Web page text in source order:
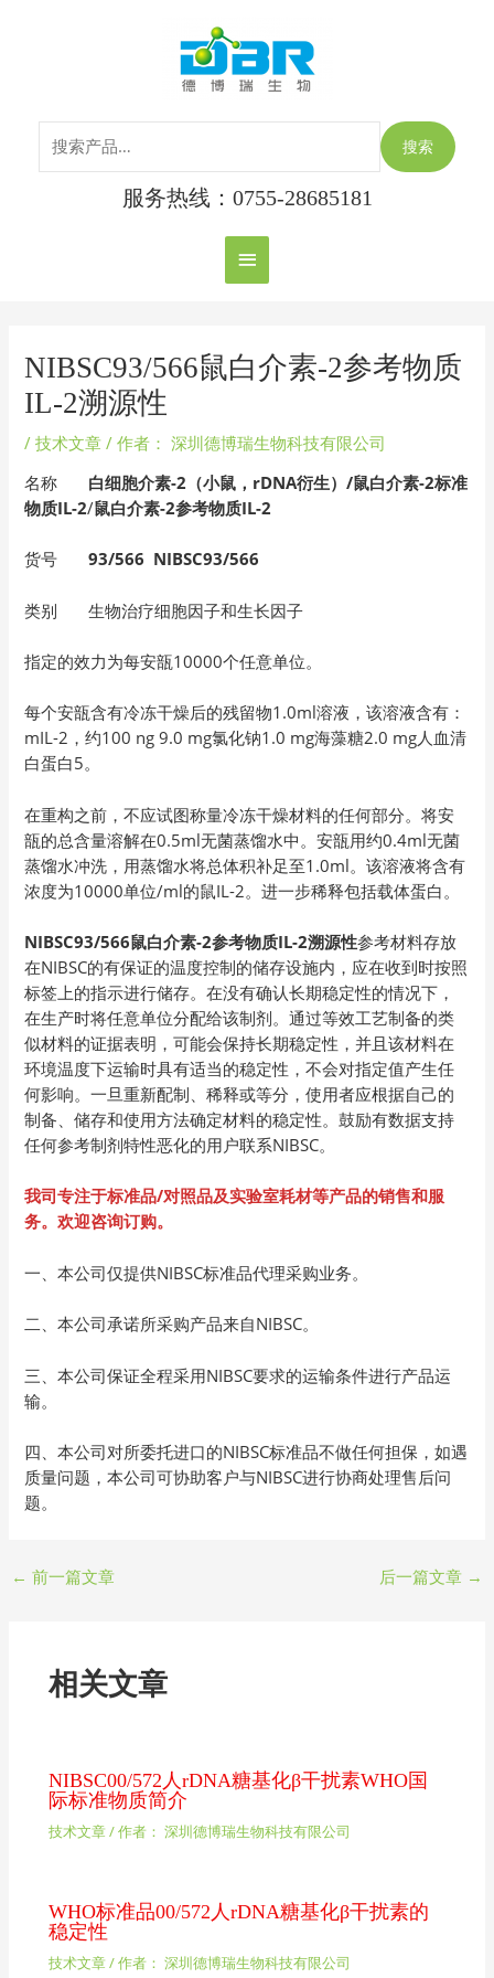
主
菜
单
搜索
服务热线：0755-28685181
NIBSC93/566鼠白介素-2参考物质
IL-2溯源性
/技术文章 / 作者： 深圳德博瑞生物科技有限公司
名称 白细胞介素-2（小鼠，rDNA衍生）/鼠白介素-2标准
物质IL-2/鼠白介素-2参考物质IL-2
货号 93/566 NIBSC93/566
类别 生物治疗细胞因子和生长因子
指定的效力为每安瓿10000个任意单位。
每个安瓿含有冷冻干燥后的残留物1.0ml溶液，该溶液含有：
mIL-2，约100 ng 9.0 mg氯化钠1.0 mg海藻糖2.0 mg人血清
白蛋白5。
在重构之前，不应试图称量冷冻干燥材料的任何部分。将安
瓿的总含量溶解在0.5ml无菌蒸馏水中。安瓿用约0.4ml无菌
蒸馏水冲洗，用蒸馏水将总体积补足至1.0ml。该溶液将含有
浓度为10000单位/ml的鼠IL-2。进一步稀释包括载体蛋白。
NIBSC93/566鼠白介素-2参考物质IL-2溯源性参考材料存放
在NIBSC的有保证的温度控制的储存设施内，应在收到时按照
标签上的指示进行储存。在没有确认长期稳定性的情况下，
在生产时将任意单位分配给该制剂。通过等效工艺制备的类
似材料的证据表明，可能会保持长期稳定性，并且该材料在
环境温度下运输时具有适当的稳定性，不会对指定值产生任
何影响。一旦重新配制、稀释或等分，使用者应根据自己的
制备、储存和使用方法确定材料的稳定性。鼓励有数据支持
任何参考制剂特性恶化的用户联系NIBSC。
我司专注于标准品/对照品及实验室耗材等产品的销售和服
务。欢迎咨询订购。
一、本公司仅提供NIBSC标准品代理采购业务。
二、本公司承诺所采购产品来自NIBSC。
三、本公司保证全程采用NIBSC要求的运输条件进行产品运
输。
四、本公司对所委托进口的NIBSC标准品不做任何担保，如遇
质量问题，本公司可协助客户与NIBSC进行协商处理售后问
题。
← 前一篇文章 后一篇文章 →
相关文章
NIBSC00/572人rDNA糖基化β干扰素WHO国
际标准物质简介
技术文章/ 作者： 深圳德博瑞生物科技有限公司
WHO标准品00/572人rDNA糖基化β干扰素的
稳定性
技术文章/ 作者： 深圳德博瑞生物科技有限公司